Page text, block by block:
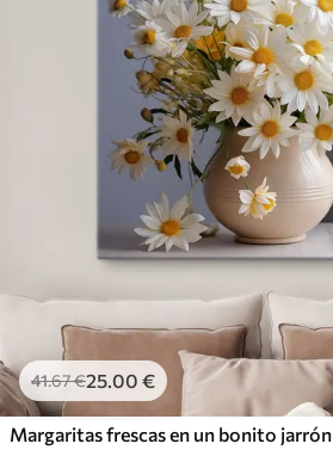
41.67€25.00 €
Margaritas frescas en un bonito jarrón